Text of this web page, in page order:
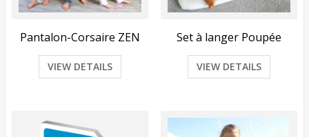
Pantalon-Corsaire ZEN
VIEW DETAILS
Set à langer Poupée
VIEW DETAILS